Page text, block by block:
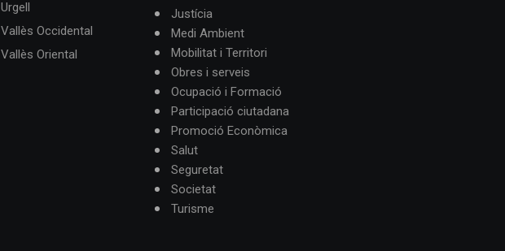
Urgell
Vallès Occidental
Vallès Oriental
Justícia
Medi Ambient
Mobilitat i Territori
Obres i serveis
Ocupació i Formació
Participació ciutadana
Promoció Econòmica
Salut
Seguretat
Societat
Turisme